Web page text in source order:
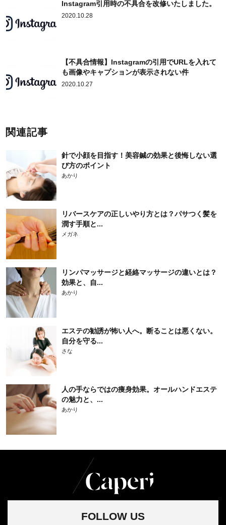
Instagram引用時の不具合を改修いたしました。
2020.10.28
【不具合情報】Instagramの引用でURLを入れて
も画像やキャプションが表示されない件
2020.10.27
関連記事
針で小顔を目指す！美容鍼の効果と後悔しない選
び方のポイント
あかり
リバースケアの正しいやり方とは？パサつく髪を
潤す手順と...
メガネ
リンパマッサージと経絡マッサージの違いとは？
効果と、自...
あかり
エステの勧誘が怖い人へ。断ることは悪くない。
自分を守る...
さな
人の手ならではの痩身効果。オールハンドエステ
の魅力と、...
あかり
FOLLOW US